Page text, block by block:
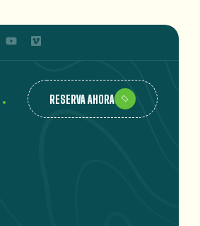
RESERVA AHORA